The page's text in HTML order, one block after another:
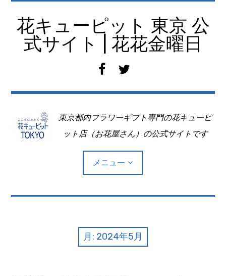
花キューピット 東京 公
式サイト | 花花金曜日
f
c
b
o
k
i
t
e
東京都内フラワーギフト専門の花キューピ
ット店（お花屋さん）の公式サイトです
メニュー
月: 2024年5月